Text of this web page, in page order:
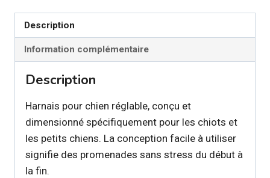
Noir
et
pour
chiens
Description
Information complémentaire
Description
Harnais pour chien réglable, conçu et
dimensionné spécifiquement pour les chiots et
les petits chiens. La conception facile à utiliser
signifie des promenades sans stress du début à
la fin.